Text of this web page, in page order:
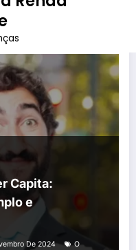
Capita:
e
De 2024
O